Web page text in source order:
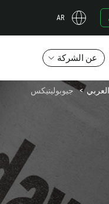
AR
عن الشركة
جيوبوليتيكس